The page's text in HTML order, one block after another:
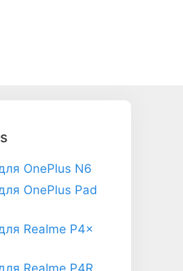
OnePlus N6
OnePlus Pad
Realme P4x
Realme P4R